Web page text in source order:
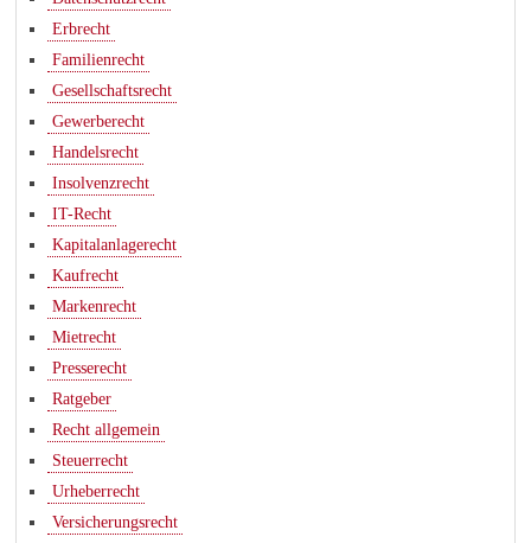
Erbrecht
Familienrecht
Gesellschaftsrecht
Gewerberecht
Handelsrecht
Insolvenzrecht
IT-Recht
Kapitalanlagerecht
Kaufrecht
Markenrecht
Mietrecht
Presserecht
Ratgeber
Recht allgemein
Steuerrecht
Urheberrecht
Versicherungsrecht